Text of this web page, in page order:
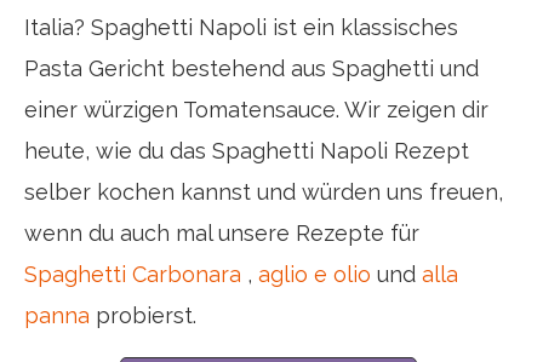
Italia? Spaghetti Napoli ist ein klassisches
Pasta Gericht bestehend aus Spaghetti und
einer würzigen Tomatensauce. Wir zeigen dir
heute, wie du das Spaghetti Napoli Rezept
selber kochen kannst und würden uns freuen,
wenn du auch mal unsere Rezepte für
Spaghetti Carbonara , aglio e olio und alla
panna probierst.